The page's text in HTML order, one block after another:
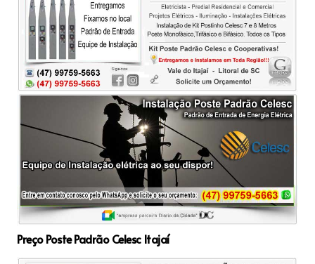
Preço Poste Padrão Celesc Itajaí